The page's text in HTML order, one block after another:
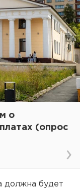
о
(опрос
должна будет